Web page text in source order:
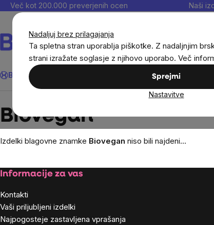
Nadaljuj brez prilagajanja
Ta spletna stran uporablja piškotke. Z nadaljnjim
strani izražate soglasje z njihovo uporabo. Več
Sprejmi
Nastavitve
Preskoči
Več kot 200.000 preverjenih ocen Naši
Išči
BrainMax® Prehranska
Biovegan
Izdelki blagovne znamke Biovegan niso bili najdeni...
Footer
Informacije za vas
Kontakti
Vaši priljubljeni izdelki
Najpogosteje zastavljena vprašanja